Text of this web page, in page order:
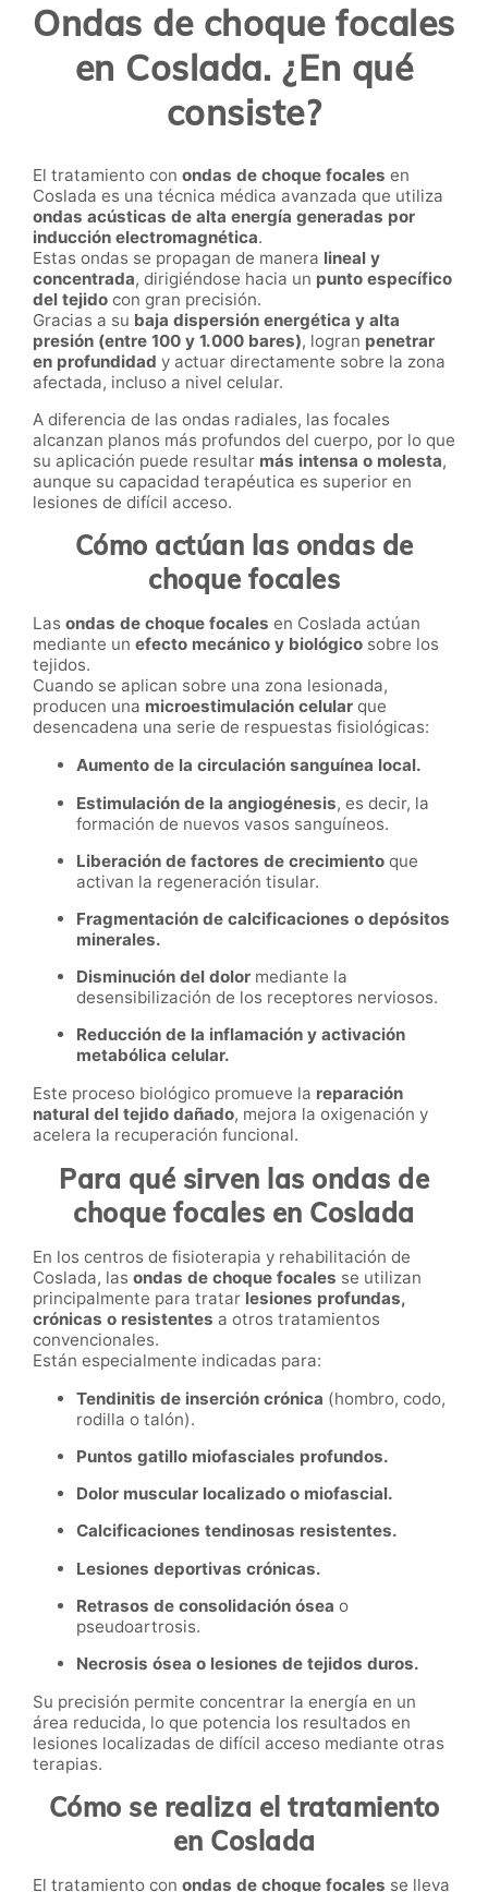
Ondas de choque focales
en Coslada. ¿En qué
consiste?
El tratamiento con ondas de choque focales en
Coslada es una técnica médica avanzada que utiliza
ondas acústicas de alta energía generadas por
inducción electromagnética.
Estas ondas se propagan de manera lineal y
concentrada, dirigiéndose hacia un punto específico
del tejido con gran precisión.
Gracias a su baja dispersión energética y alta
presión (entre 100 y 1.000 bares), logran penetrar
en profundidad y actuar directamente sobre la zona
afectada, incluso a nivel celular.
A diferencia de las ondas radiales, las focales
alcanzan planos más profundos del cuerpo, por lo que
su aplicación puede resultar más intensa o molesta,
aunque su capacidad terapéutica es superior en
lesiones de difícil acceso.
Cómo actúan las ondas de
choque focales
Las ondas de choque focales en Coslada actúan
mediante un efecto mecánico y biológico sobre los
tejidos.
Cuando se aplican sobre una zona lesionada,
producen una microestimulación celular que
desencadena una serie de respuestas fisiológicas:
Aumento de la circulación sanguínea local.
Estimulación de la angiogénesis, es decir, la
formación de nuevos vasos sanguíneos.
Liberación de factores de crecimiento que
activan la regeneración tisular.
Fragmentación de calcificaciones o depósitos
minerales.
Disminución del dolor mediante la
desensibilización de los receptores nerviosos.
Reducción de la inflamación y activación
metabólica celular.
Este proceso biológico promueve la reparación
natural del tejido dañado, mejora la oxigenación y
acelera la recuperación funcional.
Para qué sirven las ondas de
choque focales en Coslada
En los centros de fisioterapia y rehabilitación de
Coslada, las ondas de choque focales se utilizan
principalmente para tratar lesiones profundas,
crónicas o resistentes a otros tratamientos
convencionales.
Están especialmente indicadas para:
Tendinitis de inserción crónica (hombro, codo,
rodilla o talón).
Puntos gatillo miofasciales profundos.
Dolor muscular localizado o miofascial.
Calcificaciones tendinosas resistentes.
Lesiones deportivas crónicas.
Retrasos de consolidación ósea o
pseudoartrosis.
Necrosis ósea o lesiones de tejidos duros.
Su precisión permite concentrar la energía en un
área reducida, lo que potencia los resultados en
lesiones localizadas de difícil acceso mediante otras
terapias.
Cómo se realiza el tratamiento
en Coslada
El tratamiento con ondas de choque focales se lleva